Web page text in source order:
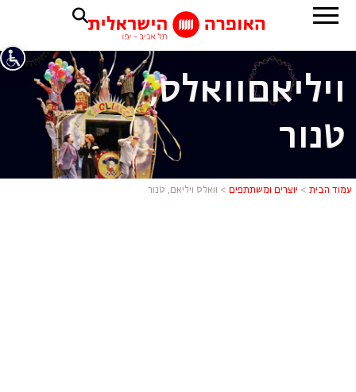
וואלס
ויליאםוואלס,
טנור
עמוד הבית > יוצרים ומשתתפים > וואלס ויליאם, טנור